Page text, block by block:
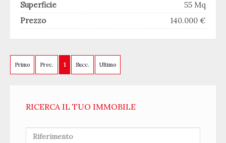
Superficie
55 Mq
Prezzo
140.000 €
Primo Prec. 1 Succ. Ultimo
RICERCA IL TUO IMMOBILE